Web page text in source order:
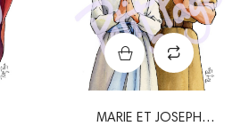
MARIE ET JOSEPH